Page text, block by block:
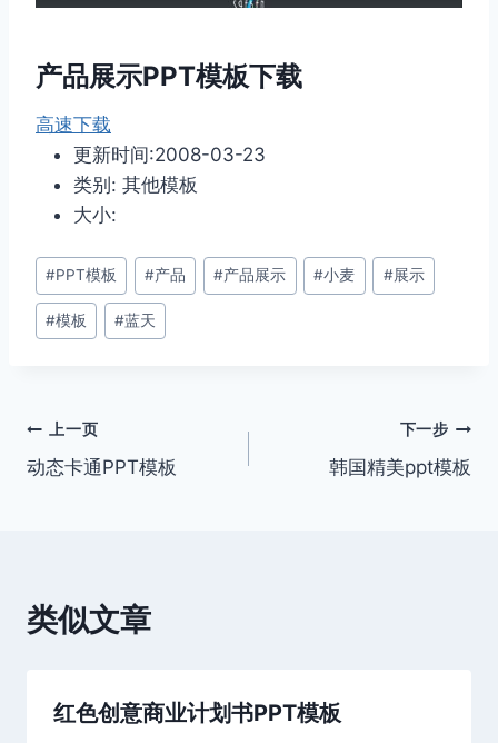
产品展示PPT模板下载
高速下载
更新时间:2008-03-23
类别: 其他模板
大小:
文
章
标
#PPT模板 #产品 #产品展示 #小麦 #展示
#模板 #蓝天
文
章
上一页
动态卡通PPT模板
下一步
韩国精美ppt模板
类似文章
红色创意商业计划书PPT模板